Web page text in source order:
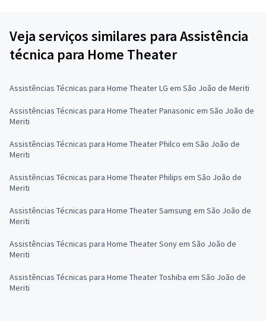
Veja serviços similares para Assistência
técnica para Home Theater
Assistências Técnicas para Home Theater LG em São João de Meriti
Assistências Técnicas para Home Theater Panasonic em São João de
Meriti
Assistências Técnicas para Home Theater Philco em São João de
Meriti
Assistências Técnicas para Home Theater Philips em São João de
Meriti
Assistências Técnicas para Home Theater Samsung em São João de
Meriti
Assistências Técnicas para Home Theater Sony em São João de
Meriti
Assistências Técnicas para Home Theater Toshiba em São João de
Meriti